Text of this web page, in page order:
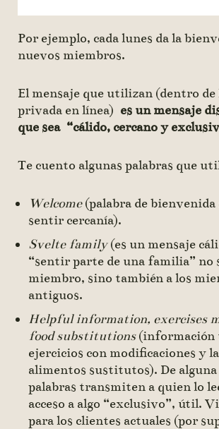
Por ejemplo, cada lunes da la
nuevos miembros.
El mensaje que utilizan (dentro de
privada en línea) es un mensaje
que sea “cálido, cercano y
Te cuento algunas palabras que
Welcome(palabra de bienvenida
sentir cercanía).
Svelte family(es un mensaje
“sentir parte de una familia” no
miembro, sino también a los
antiguos.
Helpful information, exercises
food substitutions(información
ejercicios con modificaciones y
alimentos sustitutos). De
palabras transmiten a quien lo
acceso a algo “exclusivo”, útil.
para los clientes actuales (por